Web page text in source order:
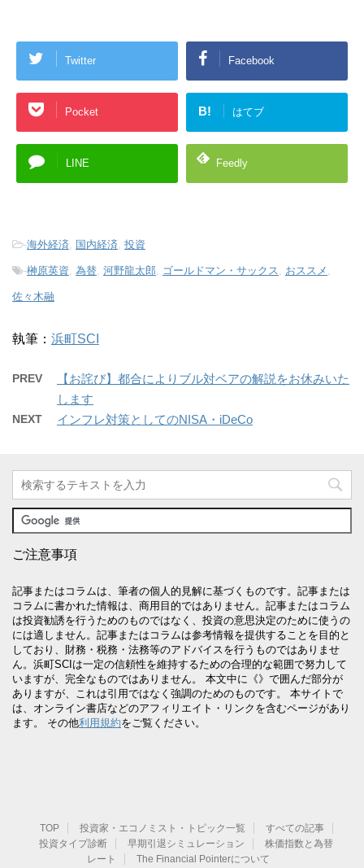
Twitter Facebook
Pocket B! はてブ
LINE Feedly
-海外経済 国内経済 投資
-榊原英資 為替 河野龍太郎 ゴールドマン・サックス おススメ
佐々木融
執筆： 浜町SCI
PREV
【お詫び】都合によりブル対ベアの解説をお休みいた
します
NEXT インフレ対策としてのNISA・iDeCo
ご注意事項
記事またはコラムは、筆者の個人的見解に基づくものです。記事または
コラムに書かれた情報は、商用目的ではありません。記事またはコラム
は投資勧誘を行うためのものではなく、投資の意思決定のために使うの
には適しません。記事またはコラムは参考情報を提供することを目的と
しており、財務・税務・法務等のアドバイスを行うものではありませ
ん。浜町SCIは一定の信頼性を維持するための合理的な範囲で努力して
いますが、完全なものではありません。 本文中に《》で囲んだ部分が
ありますが、これは引用ではなく強調のためのものです。 本サイトで
は、オンライン書店などのアフィリエイト・リンクを含むページがあり
ます。 その他利用規約をご覧ください。
TOP 投資家・エコノミスト・トピック一覧
すべての記事
投資タイプ診断
早期引退シミュレーション
株価指数と為替
レート
The Financial Pointerについて